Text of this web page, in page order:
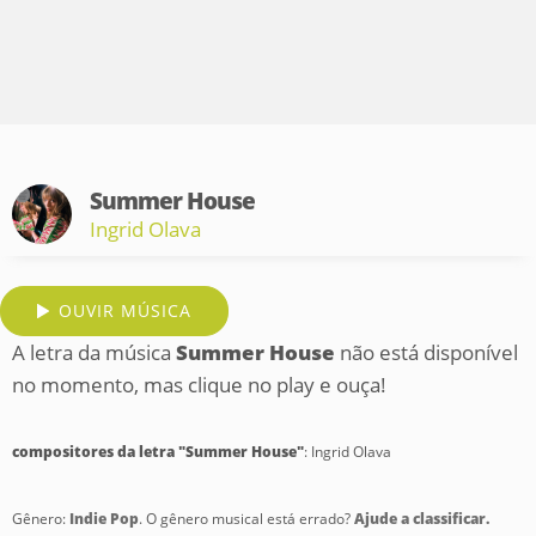
Summer House
Ingrid Olava
OUVIR MÚSICA
A letra da música Summer House não está disponível
no momento, mas clique no play e ouça!
compositores da letra "Summer House": Ingrid Olava
Gênero: Indie Pop. O gênero musical está errado?Ajude a classificar.